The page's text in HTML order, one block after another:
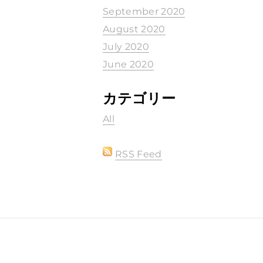
September 2020
August 2020
July 2020
June 2020
カテゴリー
All
RSS Feed